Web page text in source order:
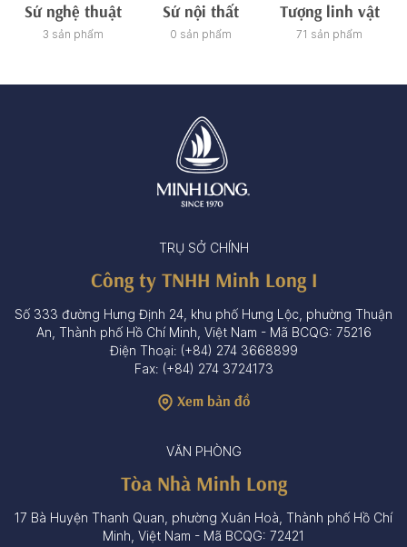
Sứ nghệ thuật
3 sản phẩm
Sứ nội thất
0 sản phẩm
Tượng linh vật
71 sản phẩm
TRỤ SỞ CHÍNH
Công ty TNHH Minh Long I
Số 333 đường Hưng Định 24, khu phố Hưng Lộc, phường Thuận
An, Thành phố Hồ Chí Minh, Việt Nam - Mã BCQG: 75216
Điện Thoại: (+84) 274 3668899
Fax: (+84) 274 3724173
Xem bản đồ
VĂN PHÒNG
Tòa Nhà Minh Long
17 Bà Huyện Thanh Quan, phường Xuân Hoà, Thành phố Hồ Chí
Minh, Việt Nam - Mã BCQG: 72421